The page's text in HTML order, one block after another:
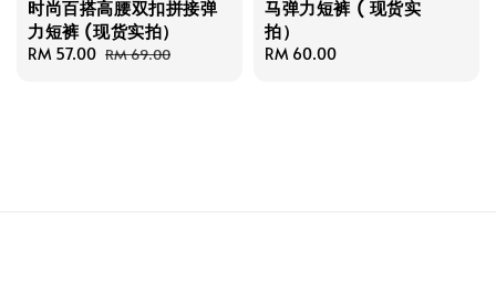
时尚百搭高腰双扣拼接弹
力短裤 (现货实拍）
Sale
RM 57.00 Regular
RM 69.00
马弹力短裤 ( 现货实
拍）
Regular
RM 60.00